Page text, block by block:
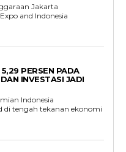
Jakarta
and Indonesia
PERSEN PADA
INVESTASI JADI
Indonesia
di tengah tekanan ekonomi